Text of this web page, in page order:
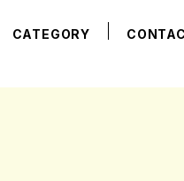
CATEGORY